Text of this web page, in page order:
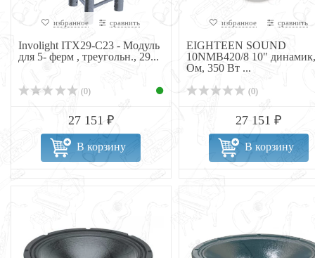
избранное сравнить
Involight ITX29-C23 - Модуль
для 5- ферм , треугольн., 29...
(0)
27 151 ₽
В корзину
избранное сравнить
EIGHTEEN SOUND
10NMB420/8 10"
Ом, 350 Вт ...
(0)
27 151 ₽
В корзину